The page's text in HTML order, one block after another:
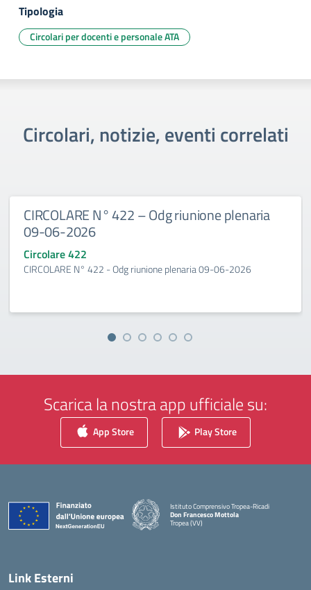
Tipologia
Circolari per docenti e personale ATA
Circolari, notizie, eventi correlati
CIRCOLARE N° 422 – Odg riunione plenaria
09-06-2026
Circolare 422
CIRCOLARE N° 422 - Odg riunione plenaria 09-06-2026
Scarica la nostra app ufficiale su:
App Store Play Store
Istituto Comprensivo Tropea-Ricadi
Don Francesco Mottola
Tropea (VV)
— Visita la pagina iniziale della scuola
Link Esterni